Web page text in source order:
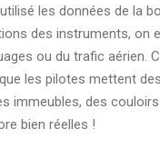
les données de la
des instruments, on
ou du trafic
les pilotes mettent
immeubles, des
bien réelles !